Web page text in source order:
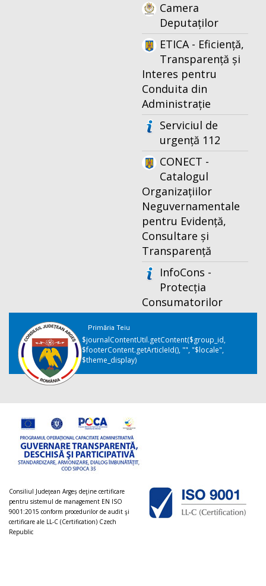
Camera
Deputaților
ETICA - Eficiență,
Transparență și
Interes pentru
Conduita din
Administrație
Serviciul de
urgență 112
CONECT -
Catalogul
Organizațiilor
Neguvernamentale
pentru Evidență,
Consultare și
Transparență
InfoCons -
Protecția
Consumatorilor
Primăria Teiu
$journalContentUtil.getContent($group_id,
$footerContent.getArticleId(), "", "$locale",
$theme_display)
Consiliul Judeţean Argeș deţine certificare
pentru sistemul de management EN ISO
9001:2015 conform procedurilor de audit şi
certificare ale LL-C (Certification) Czech
Republic